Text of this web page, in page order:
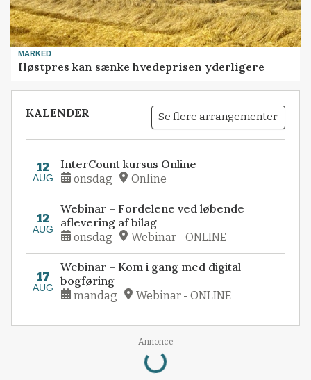
MARKED
Høstpres kan sænke hvedeprisen yderligere
KALENDER Se flere arrangementer
12
AUG
InterCount kursus Online
onsdag Online
12
AUG
Webinar – Fordelene ved løbende
aflevering af bilag
onsdag Webinar - ONLINE
17
AUG
Webinar – Kom i gang med digital
bogføring
mandag Webinar - ONLINE
Annonce
Loading...